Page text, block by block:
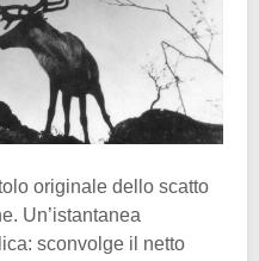
originale dello scatto
Un’istantanea
sconvolge il netto